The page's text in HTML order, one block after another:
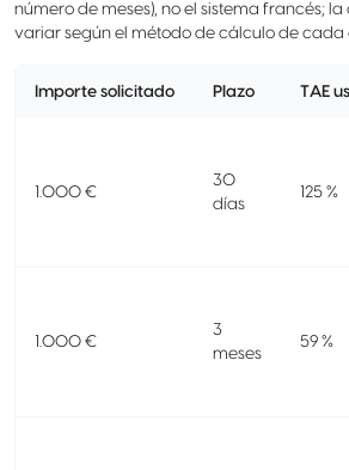
número de meses), no el sistema francés;
variar según el método de cálculo de cada
Importe solicitado Plazo TAE
1.000 €
30
días
125 %
1.000 €
3
meses
59 %